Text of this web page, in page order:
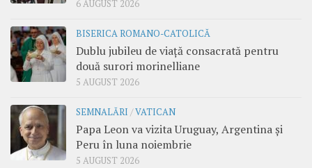
6 AUGUST 2026
BISERICA ROMANO-CATOLICĂ
Dublu jubileu de viață consacrată pentru
două surori morinelliane
5 AUGUST 2026
SEMNALĂRI /VATICAN
Papa Leon va vizita Uruguay, Argentina și
Peru în luna noiembrie
5 AUGUST 2026